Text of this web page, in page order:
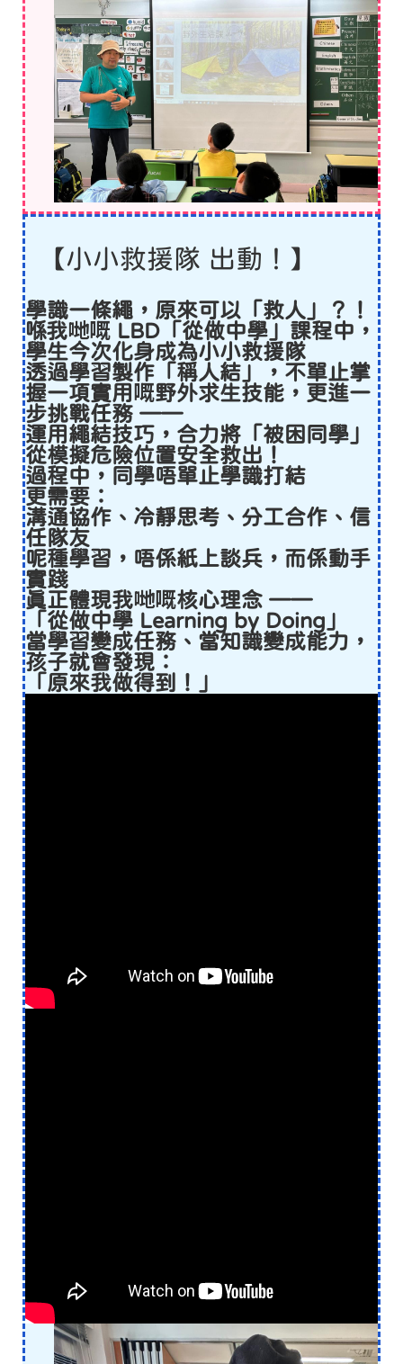
【小小救援隊 出動！】
學識一條繩，原來可以「救人」？！
喺我哋嘅 LBD「從做中學」課程中，
學生今次化身成為小小救援隊
透過學習製作「稱人結」，不單止掌
握一項實用嘅野外求生技能，更進一
步挑戰任務 ——
運用繩結技巧，合力將「被困同學」
從模擬危險位置安全救出！
過程中，同學唔單止學識打結
更需要：
溝通協作、冷靜思考、分工合作、信
任隊友
呢種學習，唔係紙上談兵，而係動手
實踐
真正體現我哋嘅核心理念 ——
「從做中學 Learning by Doing」
當學習變成任務、當知識變成能力，
孩子就會發現：
「原來我做得到！」